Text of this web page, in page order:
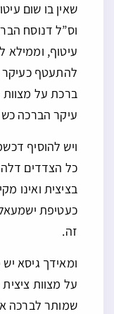
שאין בו שום
וס”ל דנוסח
עיטוף, וממילא
להתעטף כעיקר
ברכת על מצוות
עיקר הברכה
ויש להוסיף
כל הצדדים
בציצית ואינו
כעטיפת
זה.
ומאידך גיסא
על מצוות
שמותר לברכה